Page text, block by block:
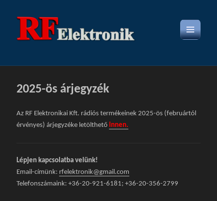
2025-ös árjegyzék
Az RF Elektronikai Kft. rádiós termékeinek 2025-ös (februártól
érvényes) árjegyzéke letölthető innen.
Lépjen kapcsolatba velünk!
Email-címünk: rfelektronik@gmail.com
Telefonszámaink: +36-20-921-6181; +36-20-356-2799